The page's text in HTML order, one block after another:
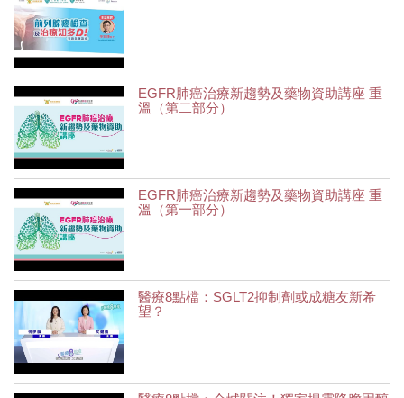
EGFR肺癌治療新趨勢及藥物資助講座 重
溫（第二部分）
EGFR肺癌治療新趨勢及藥物資助講座 重
溫（第一部分）
醫療8點檔：SGLT2抑制劑或成糖友新希
望？